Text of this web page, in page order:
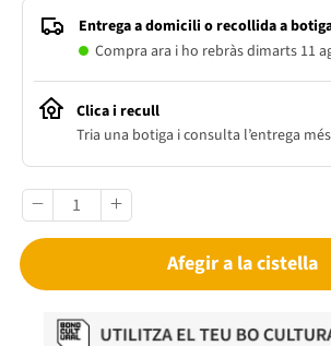
Entrega a domicili o recollida a
Compra ara i ho rebràs dimarts 11
Clica i recull
Tria una botiga i consulta l’entrega
Afegir a la cistella